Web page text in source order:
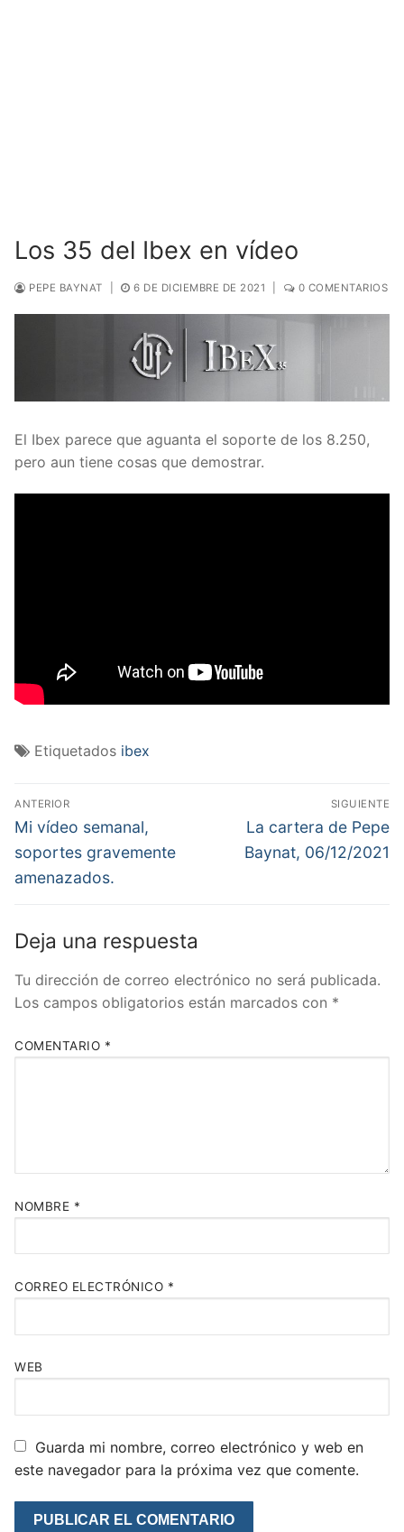
Los 35 del Ibex en vídeo
PEPE BAYNAT 6 DE DICIEMBRE DE 2021 0 COMENTARIOS
El Ibex parece que aguanta el soporte de los 8.250,
pero aun tiene cosas que demostrar.
Etiquetados ibex
Navegación
de
entradas
ANTERIOR
Entrada
anterior:
Mi vídeo semanal,
soportes gravemente
amenazados.
SIGUIENTE
Entrada
siguiente:
La cartera de Pepe
Baynat, 06/12/2021
Deja una respuesta
Tu dirección de correo electrónico no será publicada.
Los campos obligatorios están marcados con *
COMENTARIO *
NOMBRE *
CORREO ELECTRÓNICO *
WEB
Guarda mi nombre, correo electrónico y web en
este navegador para la próxima vez que comente.